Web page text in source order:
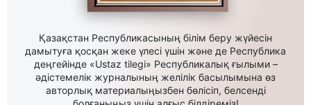
Қазақстан Республикасының білім беру жүйесін
дамытуға қосқан жеке үлесі үшін және де Республика
деңгейінде «Ustaz tilegi» Республикалық ғылыми –
әдістемелік журналының желілік басылымына өз
авторлық материалыңызбен бөлісіп, белсенді